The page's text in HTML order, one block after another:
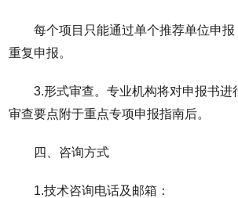
每个项目只能通过单个推荐单位申
重复申报。
3.形式审查。专业机构将对申报书进
审查要点附于重点专项申报指南后。
四、咨询方式
1.技术咨询电话及邮箱：